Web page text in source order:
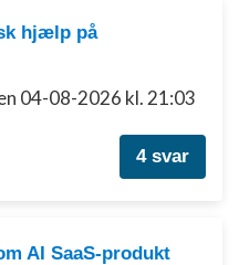
hjælp på
04-08-2026 kl. 21:03
4 svar
AI SaaS-produkt